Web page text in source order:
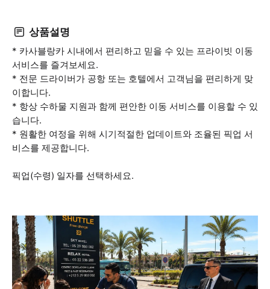
상품설명
* 카사블랑카 시내에서 편리하고 믿을 수 있는 프라이빗 이동
서비스를 즐겨보세요.
* 전문 드라이버가 공항 또는 호텔에서 고객님을 편리하게 맞
이합니다.
* 항상 수하물 지원과 함께 편안한 이동 서비스를 이용할 수 있
습니다.
* 원활한 여정을 위해 시기적절한 업데이트와 조율된 픽업 서
비스를 제공합니다.
픽업(수령) 일자를 선택하세요.